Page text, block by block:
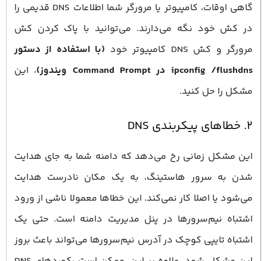
گاهی اوقات، کامپیوتر یا مرورگر شما اطلاعات DNS قدیمی را
در کش خود نگه می‌دارند. می‌توانید با پاک کردن کش
مرورگر و کش DNS کامپیوتر خود
(با استفاده از دستور
ipconfig /flushdns در Command Prompt ویندوز)
، این
مشکل را حل کنید.
۲. خطاهای پیکربندی DNS
این مشکل زمانی رخ می‌دهد که دامنه شما به جای هدایت
شدن به سرور هاستینگ، به یک مکان نادرست هدایت
می‌شود یا اصلا کار نمی‌کند. این خطاها معمولا ناشی از ورود
اشتباه نیم‌سرورها در پنل مدیریت دامنه است. حتی یک
اشتباه تایپی کوچک در آدرس نیم‌سرورها می‌تواند باعث بروز